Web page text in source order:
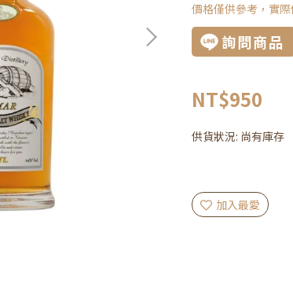
價格僅供參考，實
詢問商品
NT$950
供貨狀況: 尚有庫存
加入最愛